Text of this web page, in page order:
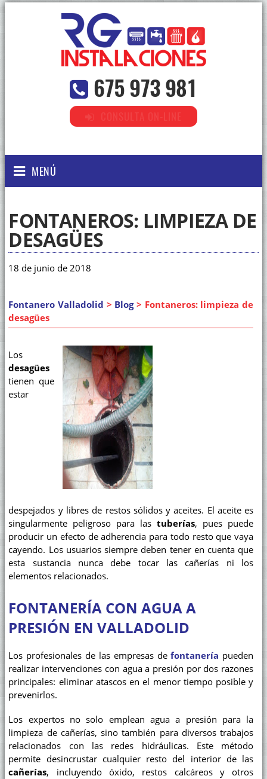
675 973 981
MENÚ
FONTANEROS: LIMPIEZA DE
DESAGÜES
18 de junio de 2018
Fontanero Valladolid > Blog> Fontaneros: limpieza de
desagües
Los
desagües
tienen que
estar
despejados y libres de restos sólidos y aceites. El aceite es
singularmente peligroso para lastuberías, pues puede
producir un efecto de adherencia para todo resto que vaya
cayendo. Los usuarios siempre deben tener en cuenta que
esta sustancia nunca debe tocar las cañerías ni los
elementos relacionados.
FONTANERÍA CON AGUA A
PRESIÓN EN VALLADOLID
Los profesionales de las empresas defontanería pueden
realizar intervenciones con agua a presión por dos razones
principales: eliminar atascos en el menor tiempo posible y
prevenirlos.
Los expertos no solo emplean agua a presión para la
limpieza de cañerías, sino también para diversos trabajos
relacionados con las redes hidráulicas. Este método
permite desincrustar cualquier resto del interior de las
cañerías, incluyendo óxido, restos calcáreos y otros